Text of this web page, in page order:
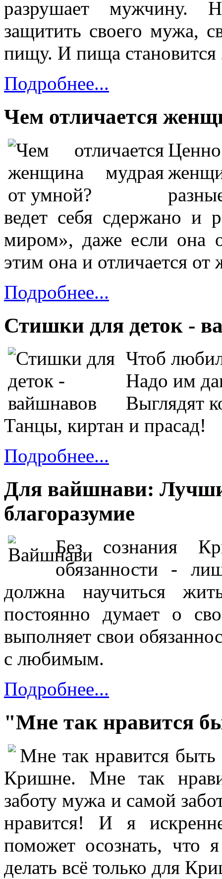
разрушает мужчину.
защитить своего мужа,
пищу. И пища становится
Подробнее...
Чем отличается
ведет себя сдержано и
миром», даже если она
этим она и отличается
Подробнее...
Стишки для деток -
Чтоб
Надо им
Выглядят
Танцы, киртан и прасад!
Подробнее...
Для вайшнави:
благоразумие
Без сознания
обязанности -
должна научиться
постоянно думает о
выполняет свои
с любимым.
Подробнее...
"Мне так нравится
Мне так нравится
Кришне. Мне так
заботу мужа и самой
нравится! И я
поможет осознать, что
делать всё только для